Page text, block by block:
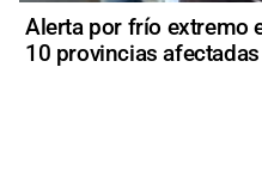
Alerta por frío extremo
10 provincias afectadas